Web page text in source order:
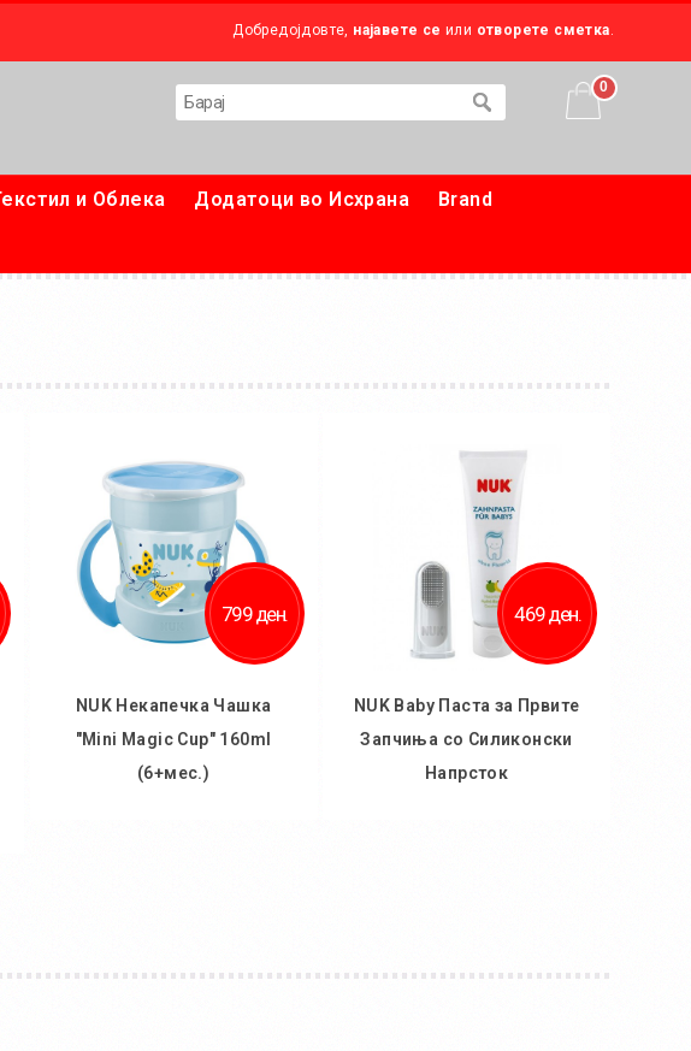
Добредојдовте, најавете се или отворете сметка.
0
и Облека Додатоци во Исхрана Brand
799 ден.
NUK Некапечка Чашка
"Mini Magic Cup" 160ml
(6+мес.)
469 ден.
NUK Baby Паста за Првите
Запчиња со Силиконски
Напрсток